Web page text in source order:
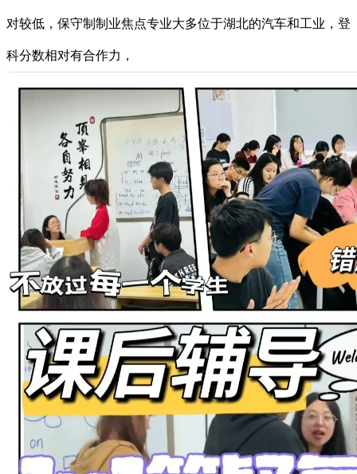
对较低，保守制制业焦点专业大多位于湖北的汽车和工业，登
科分数相对有合作力，